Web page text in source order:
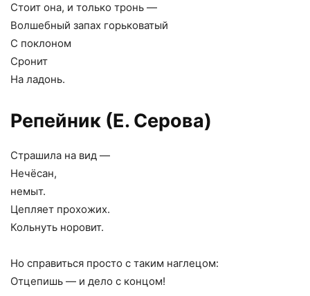
Стоит она, и только тронь —
Волшебный запах горьковатый
С поклоном
Сронит
На ладонь.
Репейник (Е. Серова)
Страшила на вид —
Нечёсан,
немыт.
Цепляет прохожих.
Кольнуть норовит.
Но справиться просто с таким наглецом:
Отцепишь — и дело с концом!